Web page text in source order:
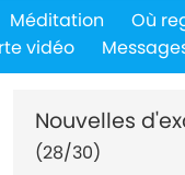
Méditation Où
vidéo
Nouvelles
(28/30)
24
25